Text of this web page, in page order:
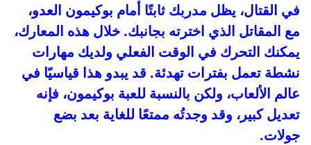
في القتال، يظل مدربك ثابتًا أمام بوكيمون العدو،
مع المقاتل الذي اخترته بجانبك. خلال هذه المعارك،
يمكنك التحرك في الوقت الفعلي ولديك مهارات
نشطة تعمل بفترات تهدئة. قد يبدو هذا قياسيًا في
عالم الألعاب، ولكن بالنسبة للعبة بوكيمون، فإنه
تعديل كبير، وقد وجدتُه ممتعًا للغاية بعد بضع
جولات.